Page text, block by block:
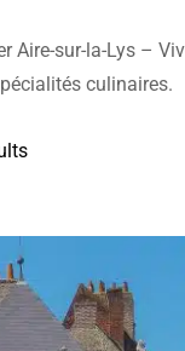
Aire-sur-la-Lys –
culinaires.